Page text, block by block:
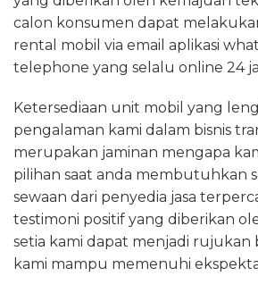
calon konsumen dapat
rental mobil via email aplikasi
telephone yang selalu online 24
Ketersediaan unit mobil yang
pengalaman kami dalam bisnis
merupakan jaminan mengapa
pilihan saat anda membutuhkan
sewaan dari penyedia jasa
testimoni positif yang diberikan
setia kami dapat menjadi rujukan
kami mampu memenuhi